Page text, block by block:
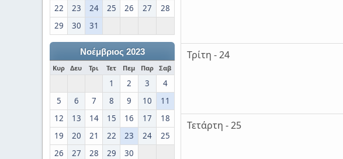
22
23 24 25 26 27
28
29
30 31
Νοέμβριος 2023
Κυρ Δευ Τρι Τετ Πεμ Παρ Σαβ
1 2 3
4
5
6 7 8 9 10
11
12
13 14 15 16 17
18
19
20 21 22 23 24
25
26
27 28 29 30
Τρίτη - 24
Τετάρτη - 25